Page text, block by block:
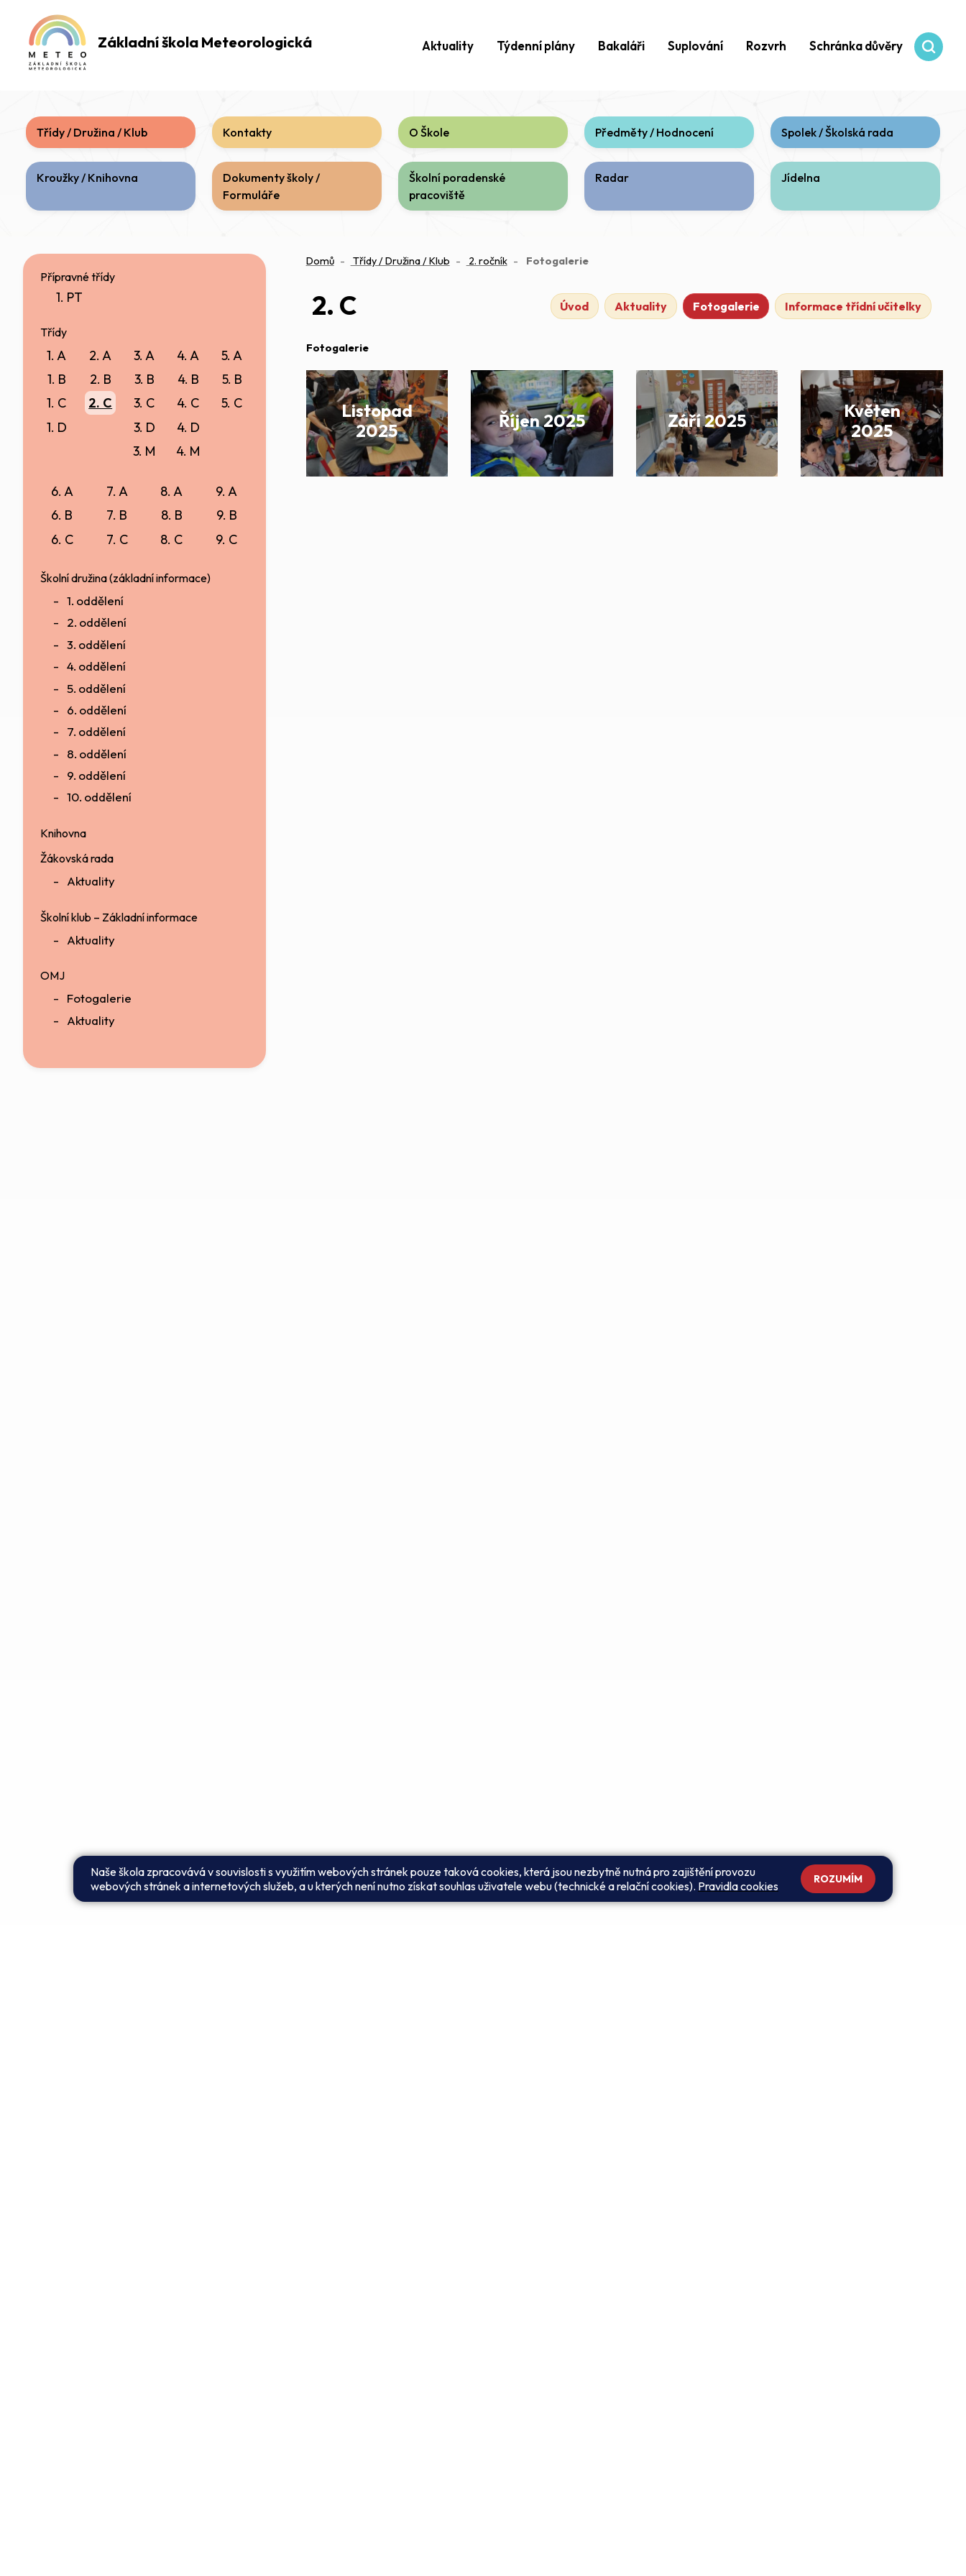
Základní škola Meteorologická Aktuality Týdenní plány Bakaláři Suplování Rozvrh Schránka důvěry
Třídy / Družina / Klub Kontakty O Škole Předměty / Hodnocení Spolek / Školská rada
Kroužky / Knihovna
Dokumenty školy /
Formuláře
Školní poradenské
pracoviště
Radar Jídelna
Přípravné třídy
1. PT
Třídy
1. A
1. B
1. C
1. D
2. A
2. B
2. C
3. A
3. B
3. C
3. D
3. M
4. A
4. B
4. C
4. D
4. M
5. A
5. B
5. C
6. A
6. B
6. C
7. A
7. B
7. C
8. A
8. B
8. C
9. A
9. B
9. C
Školní družina (základní informace)
1. oddělení
2. oddělení
3. oddělení
4. oddělení
5. oddělení
6. oddělení
7. oddělení
8. oddělení
9. oddělení
10. oddělení
Knihovna
Žákovská rada
Aktuality
Školní klub – Základní informace
Aktuality
OMJ
Fotogalerie
Aktuality
Domů Třídy / Družina / Klub 2. ročník Fotogalerie(aktuální)
2. C Úvod Aktuality Fotogalerie Informace třídní učitelky
Fotogalerie
Listopad
2025
Říjen 2025 Září 2025
Květen
2025
Naše škola zpracovává v souvislosti s využitím webových stránek pouze taková cookies, která jsou nezbytně nutná pro zajištění provozu
webových stránek a internetových služeb, a u kterých není nutno získat souhlas uživatele webu (technické a relační cookies). Pravidla cookies ROZUMÍM